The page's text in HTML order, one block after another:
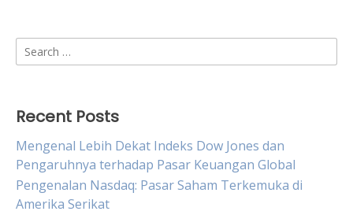
Search
for:
Recent Posts
Mengenal Lebih Dekat Indeks Dow Jones dan
Pengaruhnya terhadap Pasar Keuangan Global
Pengenalan Nasdaq: Pasar Saham Terkemuka di
Amerika Serikat